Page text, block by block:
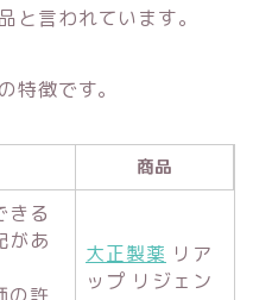
と言われています。
特徴です。
商品
きる
があ
大正製薬 リア
ップ リジェン